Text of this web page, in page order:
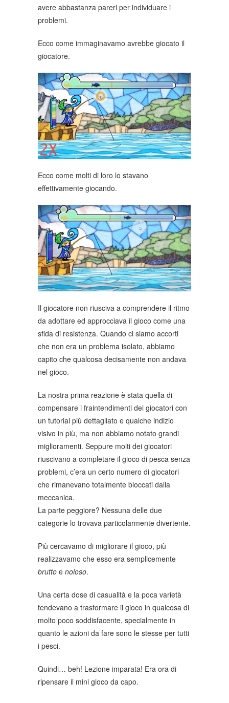
avere abbastanza pareri per individuare i
problemi.
Ecco come immaginavamo avrebbe giocato il
giocatore.
Ecco come molti di loro lo stavano
effettivamente giocando.
Il giocatore non riusciva a comprendere il ritmo
da adottare ed approcciava il gioco come una
sfida di resistenza. Quando ci siamo accorti
che non era un problema isolato, abbiamo
capito che qualcosa decisamente non andava
nel gioco.
La nostra prima reazione è stata quella di
compensare i fraintendimenti dei giocatori con
un tutorial più dettagliato e qualche indizio
visivo in più, ma non abbiamo notato grandi
miglioramenti. Seppure molti dei giocatori
riuscivano a completare il gioco di pesca senza
problemi, c’era un certo numero di giocatori
che rimanevano totalmente bloccati dalla
meccanica.
La parte peggiore? Nessuna delle due
categorie lo trovava particolarmente divertente.
Più cercavamo di migliorare il gioco, più
realizzavamo che esso era semplicemente
brutto e noioso.
Una certa dose di casualità e la poca varietà
tendevano a trasformare il gioco in qualcosa di
molto poco soddisfacente, specialmente in
quanto le azioni da fare sono le stesse per tutti
i pesci.
Quindi… beh! Lezione imparata! Era ora di
ripensare il mini gioco da capo.